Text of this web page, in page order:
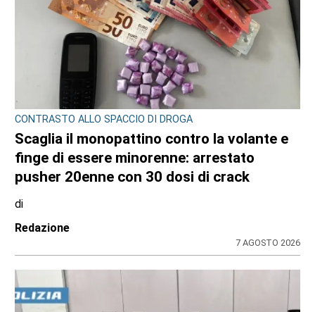
CRONACA
Bimba a rischio e degrado sulla provinciale:
la svolta. Mamma e neonata portate in una
località protetta
di
Redazione
7 AGOSTO 2026